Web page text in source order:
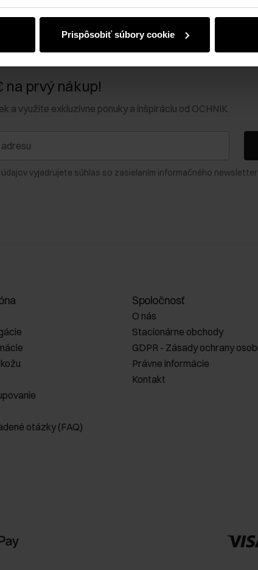
Prispôsobiť súbory cookie
na prvý nákup!
a využite exkluzívne ponuky a inšpiráciu od OCHNIK.
vyjadrujete súhlas so zasielaním informačného
otázky (FAQ)
Spoločnosť
O nás
Stacionárne obchody
GDPR - Zásady ochrany
Právne informácie
Kontakt